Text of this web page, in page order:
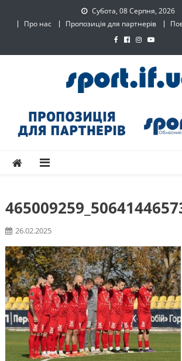
Субота, 08 Серпня, 2026
Про нас
Пропозиція для партнерів
SPORT.IF.UA –
спортивний
26.02.2025